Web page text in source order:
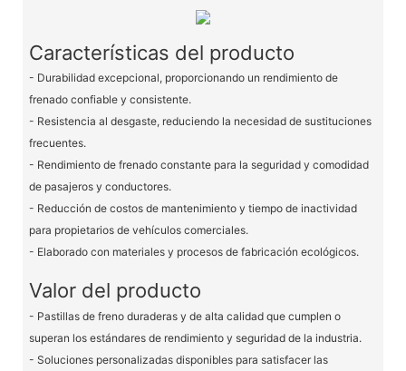
Características del producto
- Durabilidad excepcional, proporcionando un rendimiento de
frenado confiable y consistente.
- Resistencia al desgaste, reduciendo la necesidad de sustituciones
frecuentes.
- Rendimiento de frenado constante para la seguridad y comodidad
de pasajeros y conductores.
- Reducción de costos de mantenimiento y tiempo de inactividad
para propietarios de vehículos comerciales.
- Elaborado con materiales y procesos de fabricación ecológicos.
Valor del producto
- Pastillas de freno duraderas y de alta calidad que cumplen o
superan los estándares de rendimiento y seguridad de la industria.
- Soluciones personalizadas disponibles para satisfacer las